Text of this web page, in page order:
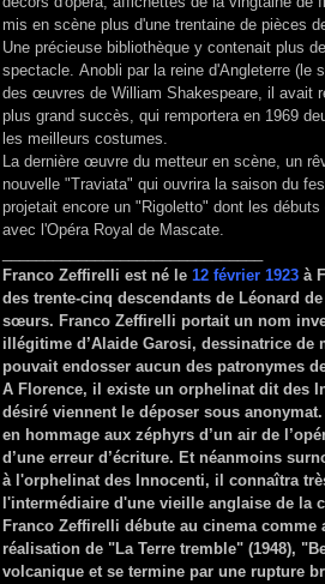
mis en scène plus d'une trentaine de pièces
Une précieuse bibliothèque y contenait plus
spectacle. Anobli par la reine d'Angleterre (le
des œuvres de William Shakespeare, il avait
plus grand succès, qui remportera en 1969
les meilleurs costumes.
La dernière œuvre du metteur en scène, un
nouvelle "Traviata" qui ouvrira la saison du
projetait encore un "Rigoletto" dont les
avec l'Opéra Royal de Mascate.
Franco Zeffirelli est né le 12 février 1923 à
des trente-cinq descendants de Léonard
sœurs. Franco Zeffirelli portait un nom
illégitime d’Alaide Garosi, dessinatrice
pouvait endosser aucun des patronymes
A Florence, il existe un orphelinat dit des
désiré viennent le déposer sous
en hommage aux zéphyrs d’un air de
d’une erreur d’écriture. Et néanmoins
à l'orphelinat des Innocenti, il connaîtra
l'intermédiaire d'une vieille anglaise de la
Franco Zeffirelli débute au cinema
réalisation de "La Terre tremble" (1948),
volcanique et se termine par une rupture